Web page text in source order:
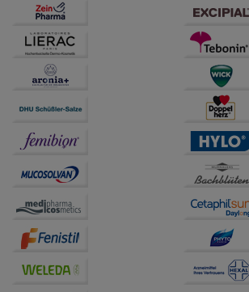
anzuzeigen und unser
betreiben.
Statistik & Tracking:
Hierüber lassen
Informationen über die Art und Weise
unserer Website sammeln, mit deren
Website weiter für Sie optimieren
auf unserer Website aber auch die
Drittseiten möglichst relevant für Sie zu
Bitte beachten Sie, dass Daten hierfür
Dritte wie z.B. Google oder soziale
übertragen werden.